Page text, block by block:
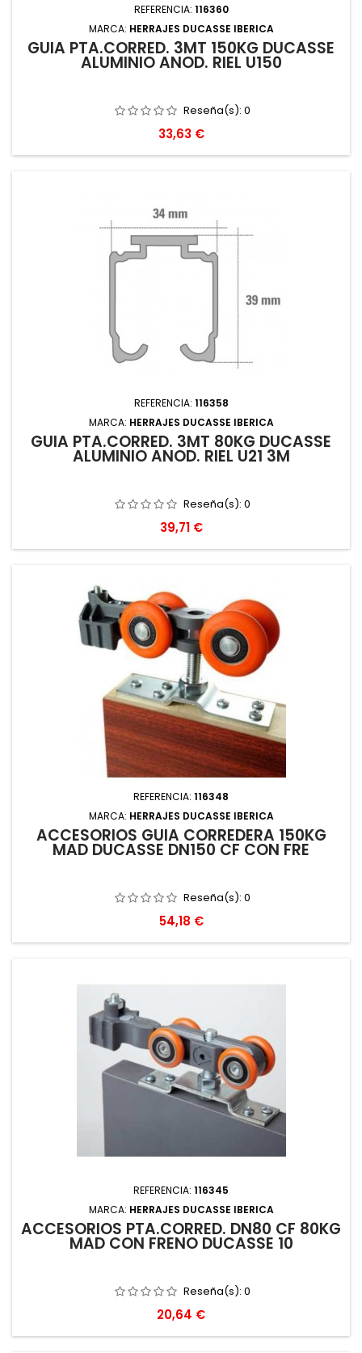
REFERENCIA: 116360
MARCA: HERRAJES DUCASSE IBERICA
GUIA PTA.CORRED. 3MT 150KG DUCASSE
ALUMINIO ANOD. RIEL U150
Reseña(s): 0
Precio
33,63 €
REFERENCIA: 116358
MARCA: HERRAJES DUCASSE IBERICA
GUIA PTA.CORRED. 3MT 80KG DUCASSE
ALUMINIO ANOD. RIEL U21 3M
Reseña(s): 0
Precio
39,71 €
REFERENCIA: 116348
MARCA: HERRAJES DUCASSE IBERICA
ACCESORIOS GUIA CORREDERA 150KG
MAD DUCASSE DN150 CF CON FRE
Reseña(s): 0
Precio
54,18 €
REFERENCIA: 116345
MARCA: HERRAJES DUCASSE IBERICA
ACCESORIOS PTA.CORRED. DN80 CF 80KG
MAD CON FRENO DUCASSE 10
Reseña(s): 0
Precio
20,64 €